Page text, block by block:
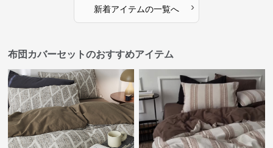
新着アイテムの一覧へ ›
布団カバーセットのおすすめアイテム